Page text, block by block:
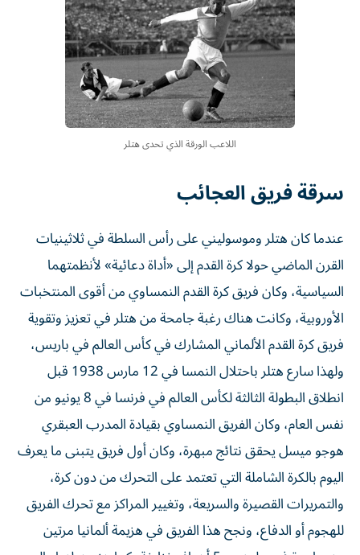
اللاعب الورقة الذي تحدى هتلر
سرقة فريق العجائب
عندما كان هتلر وموسوليني على رأس السلطة في ثلاثينيات
القرن الماضي حولا كرة القدم إلى «أداة دعائية» لأنظمتهما
السياسية، وكان فريق كرة القدم النمساوي من أقوى المنتخبات
الأوروبية، وكانت هناك رغبة جامحة من هتلر في تعزيز وتقوية
فريق كرة القدم الألماني المشارك في كأس العالم في باريس،
ولهذا سارع هتلر باحتلال النمسا في 12 مارس 1938 قبل
انطلاق البطولة الثالثة لكأس العالم في فرنسا في 8 يونيو من
نفس العام، وكان الفريق النمساوي بقيادة المدرب العبقري
هوجو ميسل يحقق نتائج مبهرة، وكان أول فريق يتبنى ما يعرف
اليوم بالكرة الشاملة التي تعتمد على التحرك من دون كرة،
والتمريرات القصيرة والسريعة، وتغيير المراكز مع تحرك الفريق
للهجوم أو الدفاع، ونجح هذا الفريق في هزيمة ألمانيا مرتين